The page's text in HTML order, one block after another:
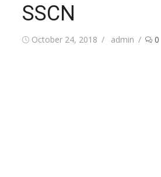
SSCN
Posted
October 24, 2018 Author
admin 0